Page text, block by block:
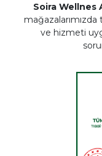
Soira Wellnes
ve hizmeti